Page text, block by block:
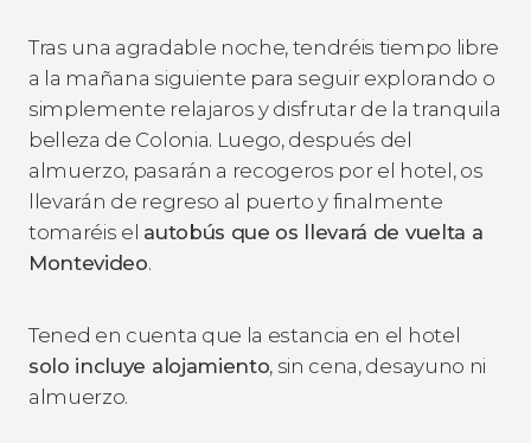
Tras una agradable noche, tendréis tiempo libre
a la mañana siguiente para seguir explorando o
simplemente relajaros y disfrutar de la tranquila
belleza de Colonia. Luego, después del
almuerzo, pasarán a recogeros por el hotel, os
llevarán de regreso al puerto y finalmente
tomaréis el autobús que os llevará de vuelta a
Montevideo.
Tened en cuenta que la estancia en el hotel
solo incluye alojamiento, sin cena, desayuno ni
almuerzo.